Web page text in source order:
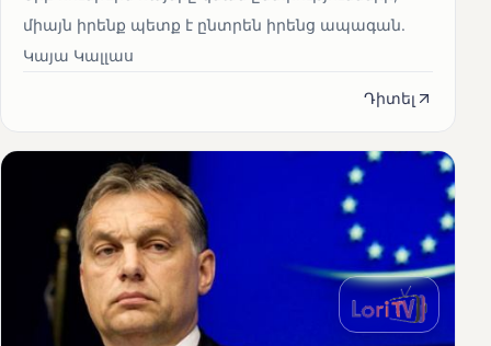
միայն իրենք պետք է ընտրեն իրենց ապագան.
Կայա Կալլաս
Դիտել